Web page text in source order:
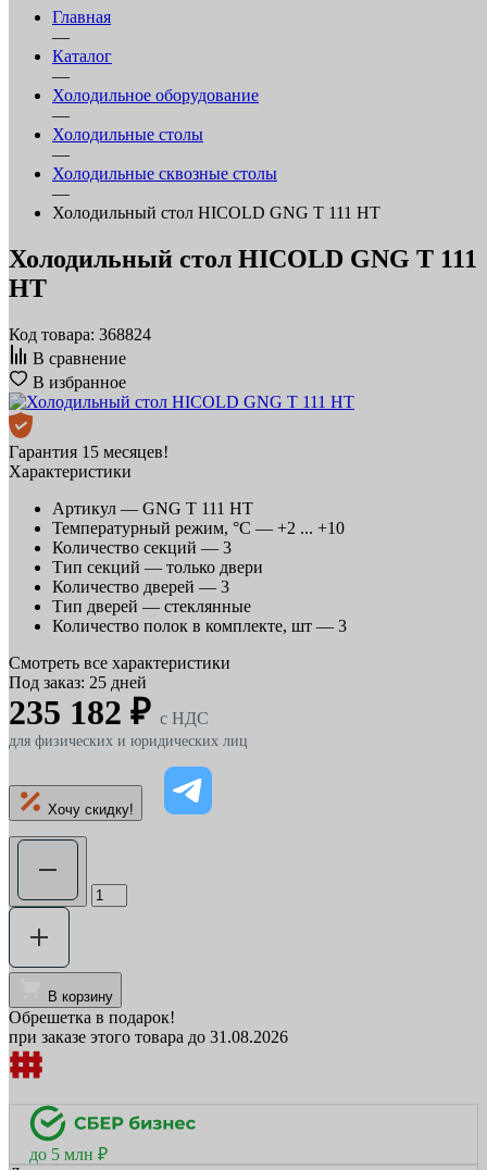
Главная
—
Каталог
—
Холодильное оборудование
—
Холодильные столы
—
Холодильные сквозные столы
—
Холодильный стол HICOLD GNG T 111 HT
Холодильный стол HICOLD GNG T 111
HT
Код товара: 368824
В сравнение
В избранное
Гарантия 15 месяцев!
Характеристики
Артикул — GNG T 111 HT
Температурный режим, °C — +2 ... +10
Количество секций — 3
Тип секций — только двери
Количество дверей — 3
Тип дверей — стеклянные
Количество полок в комплекте, шт — 3
Смотреть все характеристики
Под заказ: 25 дней
235 182 ₽ c НДС
для физических и юридических лиц
Хочу скидку!
В корзину
Обрешетка в подарок!
при заказе этого товара до 31.08.2026
до 5 млн ₽